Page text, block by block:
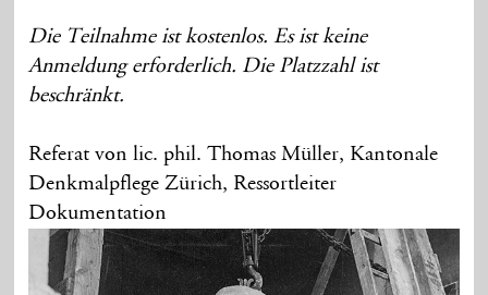
Die Teilnahme ist kostenlos. Es ist keine
Anmeldung erforderlich. Die Platzzahl ist
beschränkt.
Referat von lic. phil. Thomas Müller, Kantonale
Denkmalpflege Zürich, Ressortleiter
Dokumentation